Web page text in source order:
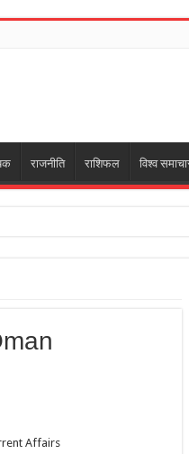
राजनीति राशिफल विश्व
पर स्पॉट हुए अभिषेक-ऐश्वर्या; सनी देओल और
Affairs